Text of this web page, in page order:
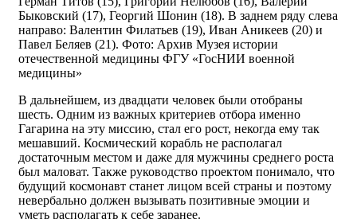
Быковский (17), Георгий Шонин (18). В заднем ряду слева
направо: Валентин Филатьев (19), Иван Аникеев (20) и
Павел Беляев (21). Фото: Архив Музея истории
отечественной медицины ФГУ «ГосНИИ военной
медицины»
В дальнейшем, из двадцати человек были отобраны
шесть. Одним из важных критериев отбора именно
Гагарина на эту миссию, стал его рост, некогда ему так
мешавший. Космический корабль не располагал
достаточным местом и даже для мужчины среднего роста
был маловат. Также руководство проектом понимало, что
будущий космонавт станет лицом всей страны и поэтому
невербально должен вызывать позитивные эмоции и
уметь располагать к себе заранее.